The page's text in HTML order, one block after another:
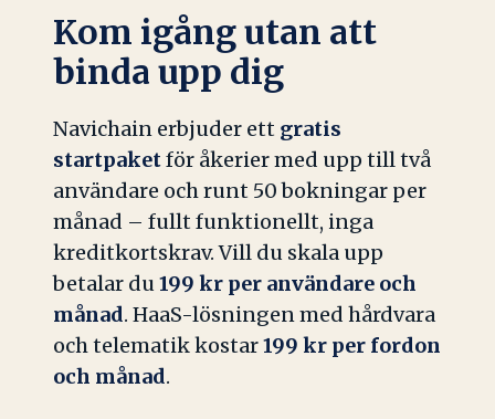
Kom igång utan att
binda upp dig
Navichain erbjuder ett gratis
startpaketför åkerier med upp till två
användare och runt 50 bokningar per
månad – fullt funktionellt, inga
kreditkortskrav. Vill du skala upp
betalar du199 kr per användare och
månad. HaaS-lösningen med hårdvara
och telematik kostar199 kr per fordon
och månad.